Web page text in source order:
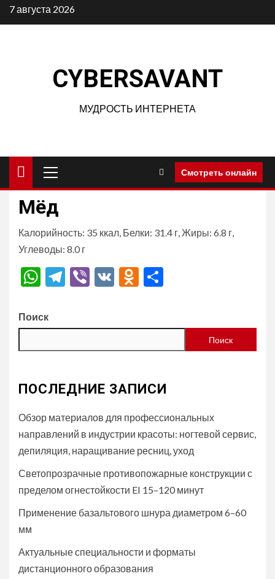
Перейти
к
7 августа 2026
CYBERSAVANT
МУДРОСТЬ ИНТЕРНЕТА
меню
Смотреть онлайн
Мёд
Калорийность: 35 ккал, Белки: 31.4 г, Жиры: 6.8 г,
Углеводы: 8.0 г
WhatsApp
Telegram
Viber
VK Odnoklassniki
Поиск
Поиск
ПОСЛЕДНИЕ ЗАПИСИ
Обзор материалов для профессиональных
направлений в индустрии красоты: ногтевой сервис,
депиляция, наращивание ресниц, уход
Светопрозрачные противопожарные конструкции с
пределом огнестойкости EI 15–120 минут
Применение базальтового шнура диаметром 6–60
мм
Актуальные специальности и форматы
дистанционного образования